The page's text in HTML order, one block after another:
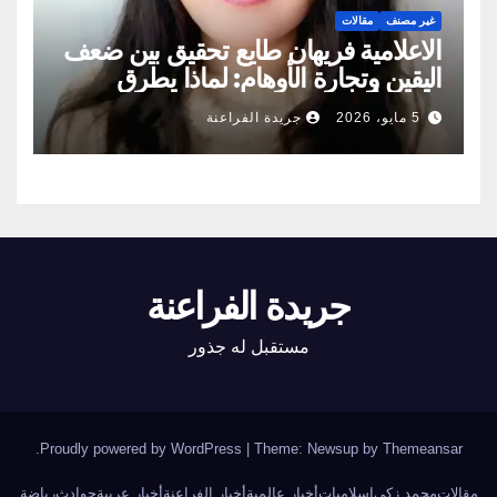
غير مصنف مقالات
الاعلامية فريهان طايع تحقيق بين ضعف
اليقين وتجارة الأوهام: لماذا يطرق
الناس أبواب المشعوذين
5 مايو، 2026 جريدة الفراعنة
جريدة الفراعنة
مستقبل له جذور
Proudly powered by WordPress | Theme: Newsup by Themeansar
مقالاتمحمد زكي اسلامياتأخبار عالمية أخبار الفراعنة أخبار عربيةحوادثرياضة